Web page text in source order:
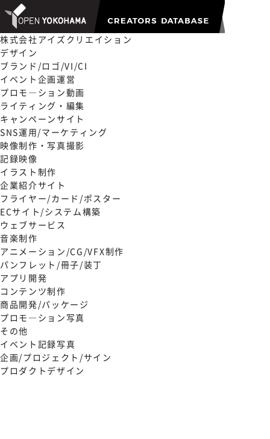
株式会社アイズクリエイション
デザイン
ブランド/ロゴ/VI/CI
イベント企画運営
プロモ―ション動画
ライティング・編集
キャンペーンサイト
SNS運用/マーケティング
映像制作・写真撮影
記録映像
イラスト制作
企業紹介サイト
フライヤー/カード/ポスター
ECサイト/システム構築
ウェブサービス
音楽制作
アニメーション/CG/VFX制作
パンフレット/冊子/装丁
アプリ開発
コンテンツ制作
商品開発/パッケージ
プロモ―ション写真
その他
イベント記録写真
企画/プロジェクト/サイン
プロダクトデザイン